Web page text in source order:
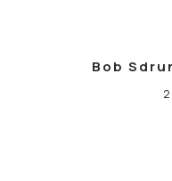
Bob